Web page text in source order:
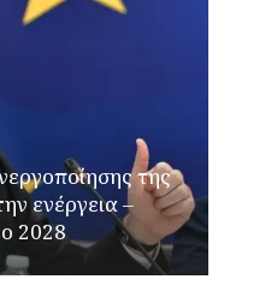
της
ενέργεια –
2028